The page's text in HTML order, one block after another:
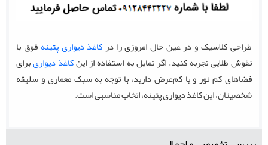
طراحی کلاسیک و در عین حال امروزی را درکاغذ دیواری پتینه فوق با
نقوش طلایی تجربه کنید. اگر تمایل به استفاده از اینکاغذ دیواریبرای
فضاهای کم نور و یا کم‌عرض دارید، با توجه به سبک معماری و سلیقه
شخصیتان، این کاغذ دیواری پتینه، اتخاب مناسبی است.